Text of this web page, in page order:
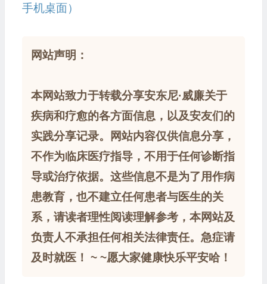
手机桌面）
网站声明：
本网站致力于转载分享安东尼·威廉关于
疾病和疗愈的各方面信息，以及安友们的
实践分享记录。网站内容仅供信息分享，
不作为临床医疗指导，不用于任何诊断指
导或治疗依据。这些信息不是为了用作病
患教育，也不建立任何患者与医生的关
系，请读者理性阅读理解参考，本网站及
负责人不承担任何相关法律责任。急症请
及时就医！ ~ ~愿大家健康快乐平安哈！